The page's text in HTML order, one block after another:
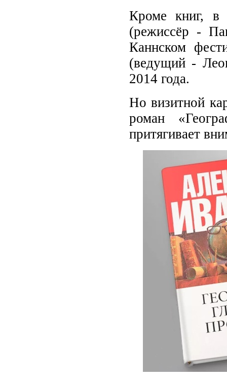
Кроме книг, в
(режиссёр -
Каннском
(ведущий -
2014 года.
Но визитной
роман
притягивает